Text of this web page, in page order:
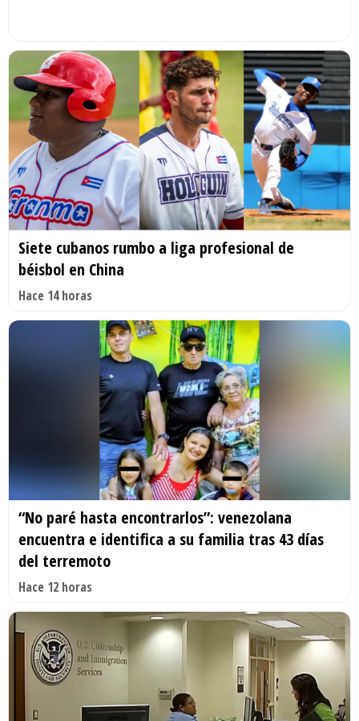
Siete cubanos rumbo a liga profesional de
béisbol en China
Hace 14 horas
“No paré hasta encontrarlos”: venezolana
encuentra e identifica a su familia tras 43 días
del terremoto
Hace 12 horas